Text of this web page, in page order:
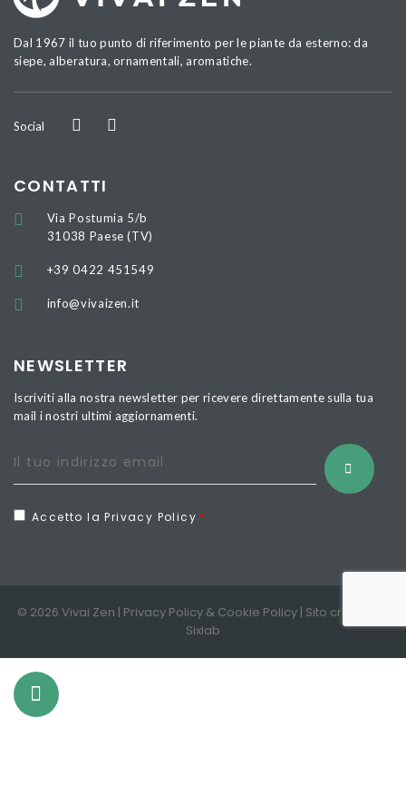
Dal 1967 il tuo punto di riferimento per le piante da esterno: da
siepe, alberatura, ornamentali, aromatiche.
Social
CONTATTI
Via Postumia 5/b
31038 Paese (TV)
+39 0422 451549
info@vivaizen.it
NEWSLETTER
Iscriviti alla nostra newsletter per ricevere direttamente sulla tua
mail i nostri ultimi aggiornamenti.
Accetto la Privacy Policy
© 2026 Vivai Zen | Privacy Policy & Cookie Policy | Sito creato da
Sixlab